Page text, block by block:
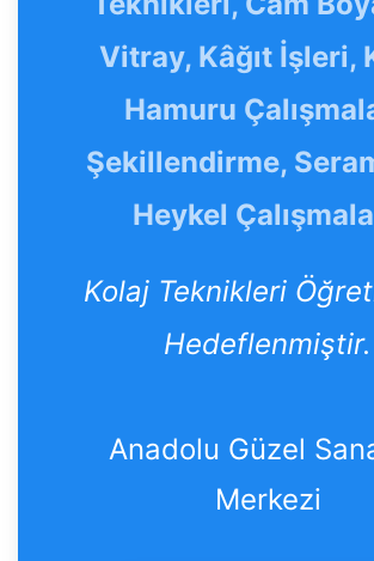
Vitray, Kâğıt İşleri,
Hamuru
Şekillendirme,
Heykel
Kolaj Teknikleri
Hedeflenmiştir.
Anadolu Güzel
Merkezi